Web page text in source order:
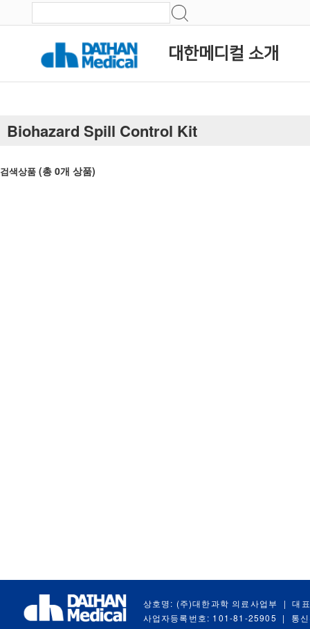
대한메디컬 소개
Biohazard Spill Control Kit
검색상품 (총 0개 상품)
상호명: (주)대한과학 의료사업부 |
대
사업자등록번호: 101-81-25905
| 통